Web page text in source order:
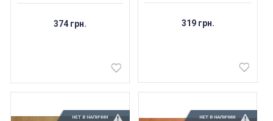
374 грн. 319 грн.
НЕТ В НАЛИЧИИ НЕТ В НАЛИЧИИ